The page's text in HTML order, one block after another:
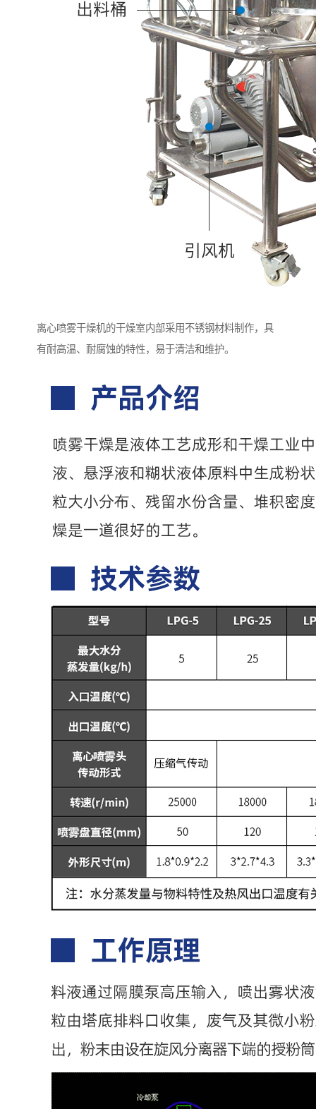
离心喷雾干燥机的干燥室内部采用不锈钢材料制作，具
有耐高温、耐腐蚀的特性，易于清洁和维护。